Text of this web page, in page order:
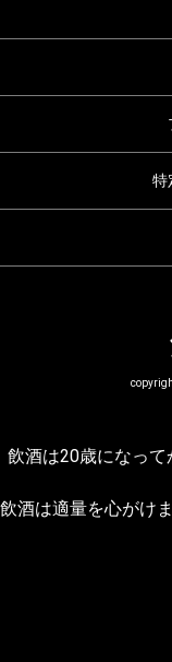
特
飲酒は20歳になって
飲酒は適量を心がけ